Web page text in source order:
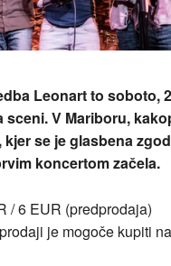
Leonart to soboto,
sceni. V Mariboru,
se je glasbena
koncertom začela.
/ 6 EUR (predprodaja)
je mogoče kupiti